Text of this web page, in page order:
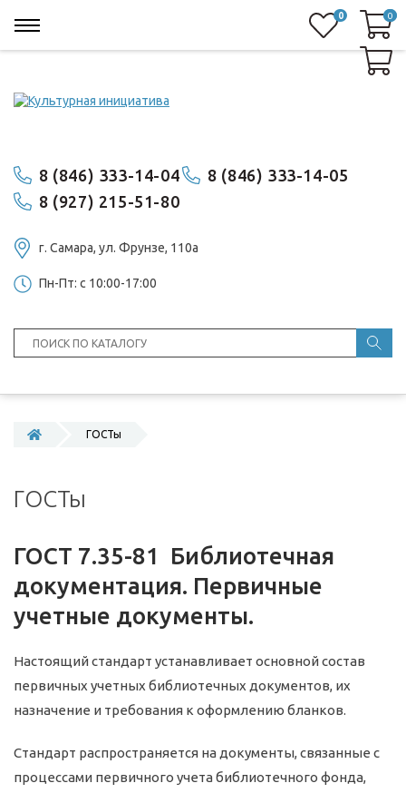
8 (846) 333-14-04
8 (846) 333-14-05
8 (927) 215-51-80
г. Самара, ул. ​Фрунзе, 110а
Пн-Пт: с 10:00-17:00
0 0
0
ГОСТы
ГОСТы
ГОСТ 7.35-81 Библиотечная
документация. Первичные
учетные документы.
Настоящий стандарт устанавливает основной состав
первичных учетных библиотечных документов, их
назначение и требования к оформлению бланков.
Стандарт распространяется на документы, связанные с
процессами первичного учета библиотечного фонда,